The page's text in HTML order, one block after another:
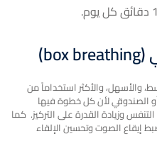
(
box breathing
)
والأسهل، والأكثر استخداماً من
الصندوقي لأن كل خطوة فيها
التنفس وزيادة القدرة على التركيز. كما
إيقاع الصوت وتحسين الإلقاء